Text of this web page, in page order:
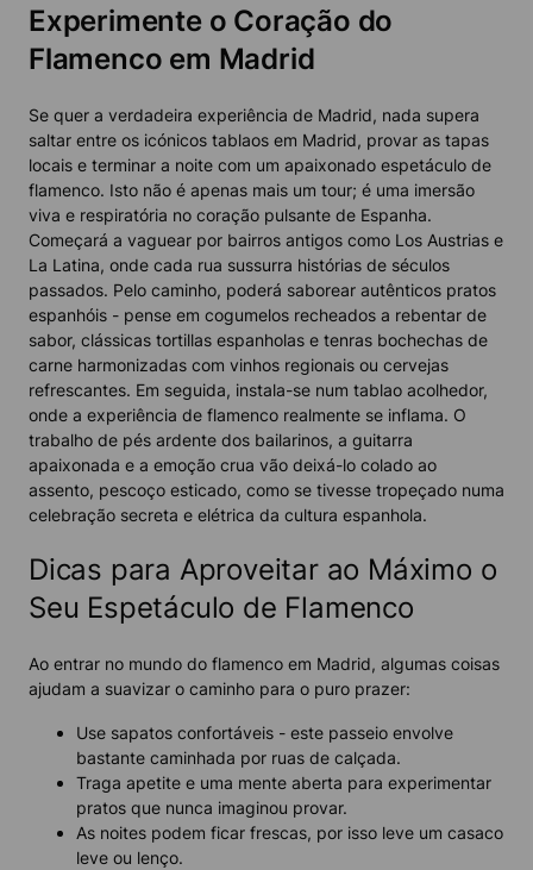
Experimente o Coração do
Flamenco em Madrid
Se quer a verdadeira experiência de Madrid, nada supera
saltar entre os icónicos tablaos em Madrid, provar as tapas
locais e terminar a noite com um apaixonado espetáculo de
flamenco. Isto não é apenas mais um tour; é uma imersão
viva e respiratória no coração pulsante de Espanha.
Começará a vaguear por bairros antigos como Los Austrias e
La Latina, onde cada rua sussurra histórias de séculos
passados. Pelo caminho, poderá saborear autênticos pratos
espanhóis - pense em cogumelos recheados a rebentar de
sabor, clássicas tortillas espanholas e tenras bochechas de
carne harmonizadas com vinhos regionais ou cervejas
refrescantes. Em seguida, instala-se num tablao acolhedor,
onde a experiência de flamenco realmente se inflama. O
trabalho de pés ardente dos bailarinos, a guitarra
apaixonada e a emoção crua vão deixá-lo colado ao
assento, pescoço esticado, como se tivesse tropeçado numa
celebração secreta e elétrica da cultura espanhola.
Dicas para Aproveitar ao Máximo o
Seu Espetáculo de Flamenco
Ao entrar no mundo do flamenco em Madrid, algumas coisas
ajudam a suavizar o caminho para o puro prazer:
Use sapatos confortáveis - este passeio envolve
bastante caminhada por ruas de calçada.
Traga apetite e uma mente aberta para experimentar
pratos que nunca imaginou provar.
As noites podem ficar frescas, por isso leve um casaco
leve ou lenço.